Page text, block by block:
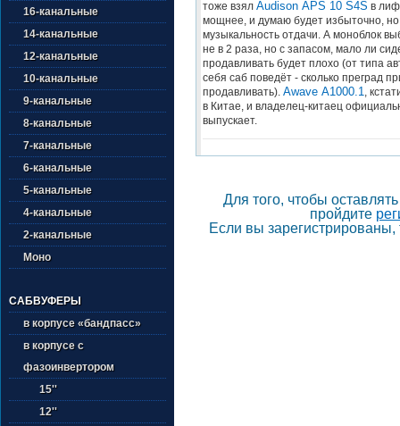
16-канальные
14-канальные
12-канальные
10-канальные
9-канальные
8-канальные
7-канальные
6-канальные
5-канальные
4-канальные
2-канальные
Моно
САБВУФЕРЫ
в корпусе «бандпасс»
в корпусе с
фазоинвертором
15''
12''
тоже взял Audison APS 10 S4S в
мощнее, и думаю будет избыточно,
музыкальность отдачи. А моноблок
не в 2 раза, но с запасом, мало ли
продавливать будет плохо (от типа
себя саб поведёт - сколько преград
продавливать). Awave A1000.1,
в Китае, и владелец-китаец
выпускает.
Для того, чтобы
пройдите
Если вы